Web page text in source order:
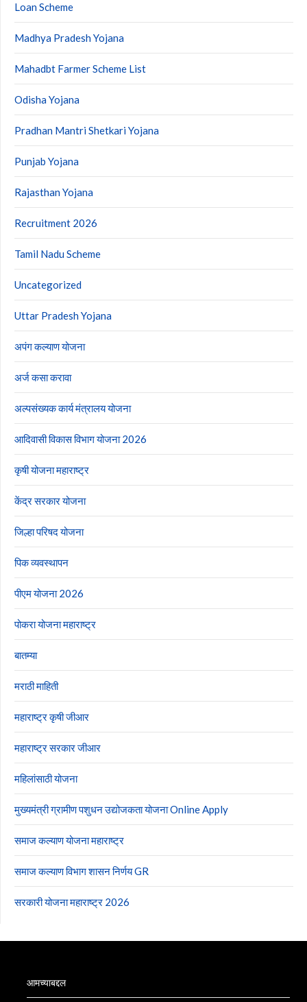
Loan Scheme
Madhya Pradesh Yojana
Mahadbt Farmer Scheme List
Odisha Yojana
Pradhan Mantri Shetkari Yojana
Punjab Yojana
Rajasthan Yojana
Recruitment 2026
Tamil Nadu Scheme
Uncategorized
Uttar Pradesh Yojana
अपंग कल्याण योजना
अर्ज कसा करावा
अल्पसंख्यक कार्य मंत्रालय योजना
आदिवासी विकास विभाग योजना 2026
कृषी योजना महाराष्ट्र
केंद्र सरकार योजना
जिल्हा परिषद योजना
पिक व्यवस्थापन
पीएम योजना 2026
पोकरा योजना महाराष्ट्र
बातम्या
मराठी माहिती
महाराष्ट्र कृषी जीआर
महाराष्ट्र सरकार जीआर
महिलांसाठी योजना
मुख्यमंत्री ग्रामीण पशुधन उद्योजकता योजना Online Apply
समाज कल्याण योजना महाराष्ट्र
समाज कल्याण विभाग शासन निर्णय GR
सरकारी योजना महाराष्ट्र 2026
आमच्याबद्दल